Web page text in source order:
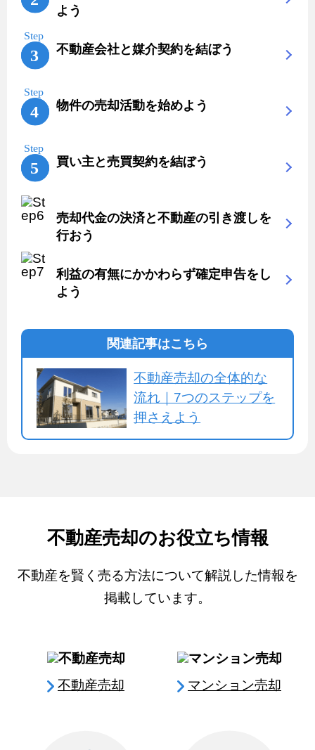
よう
不動産会社と媒介契約を結ぼう
物件の売却活動を始めよう
買い主と売買契約を結ぼう
売却代金の決済と不動産の引き渡しを
行おう
利益の有無にかかわらず確定申告をし
よう
関連記事はこちら
不動産売却の全体的な
流れ｜7つのステップを
押さえよう
不動産売却のお役立ち情報
不動産を賢く売る方法について解説した情報を
掲載しています。
不動産売却 マンション売却